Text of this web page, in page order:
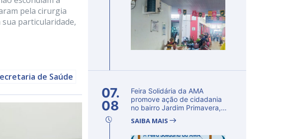
pela cirurgia
sua particularidade,
de Saúde
07.
08
Feira Solidária da AMA
promove ação de cidadania
no bairro Jardim Primavera,
SAIBA MAIS